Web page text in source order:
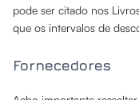
pode ser citado nos
que os intervalos de
Fornecedores